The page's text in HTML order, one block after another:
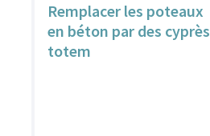
Remplacer les poteaux
en béton par des cyprès
totem